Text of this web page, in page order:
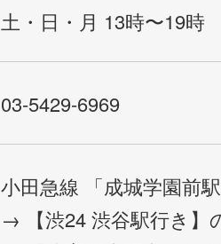
土・日・月 13時〜19時
03-5429-6969
小田急線 「成城学園前
→ 【渋24 渋谷駅行き】